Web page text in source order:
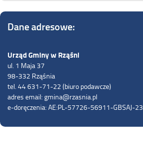
Dane adresowe:
Urząd Gminy w Rząśni
ul. 1 Maja 37
98-332 Rząśnia
tel. 44 631-71-22 (biuro podawcze)
adres email: gmina@rzasnia.pl
e-doręczenia: AE:PL-57726-56911-GBSAJ-23